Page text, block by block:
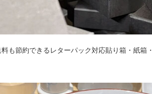
も節約できるレターパック対応貼り箱・紙箱